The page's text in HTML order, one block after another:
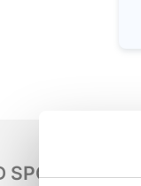
SPONSORS